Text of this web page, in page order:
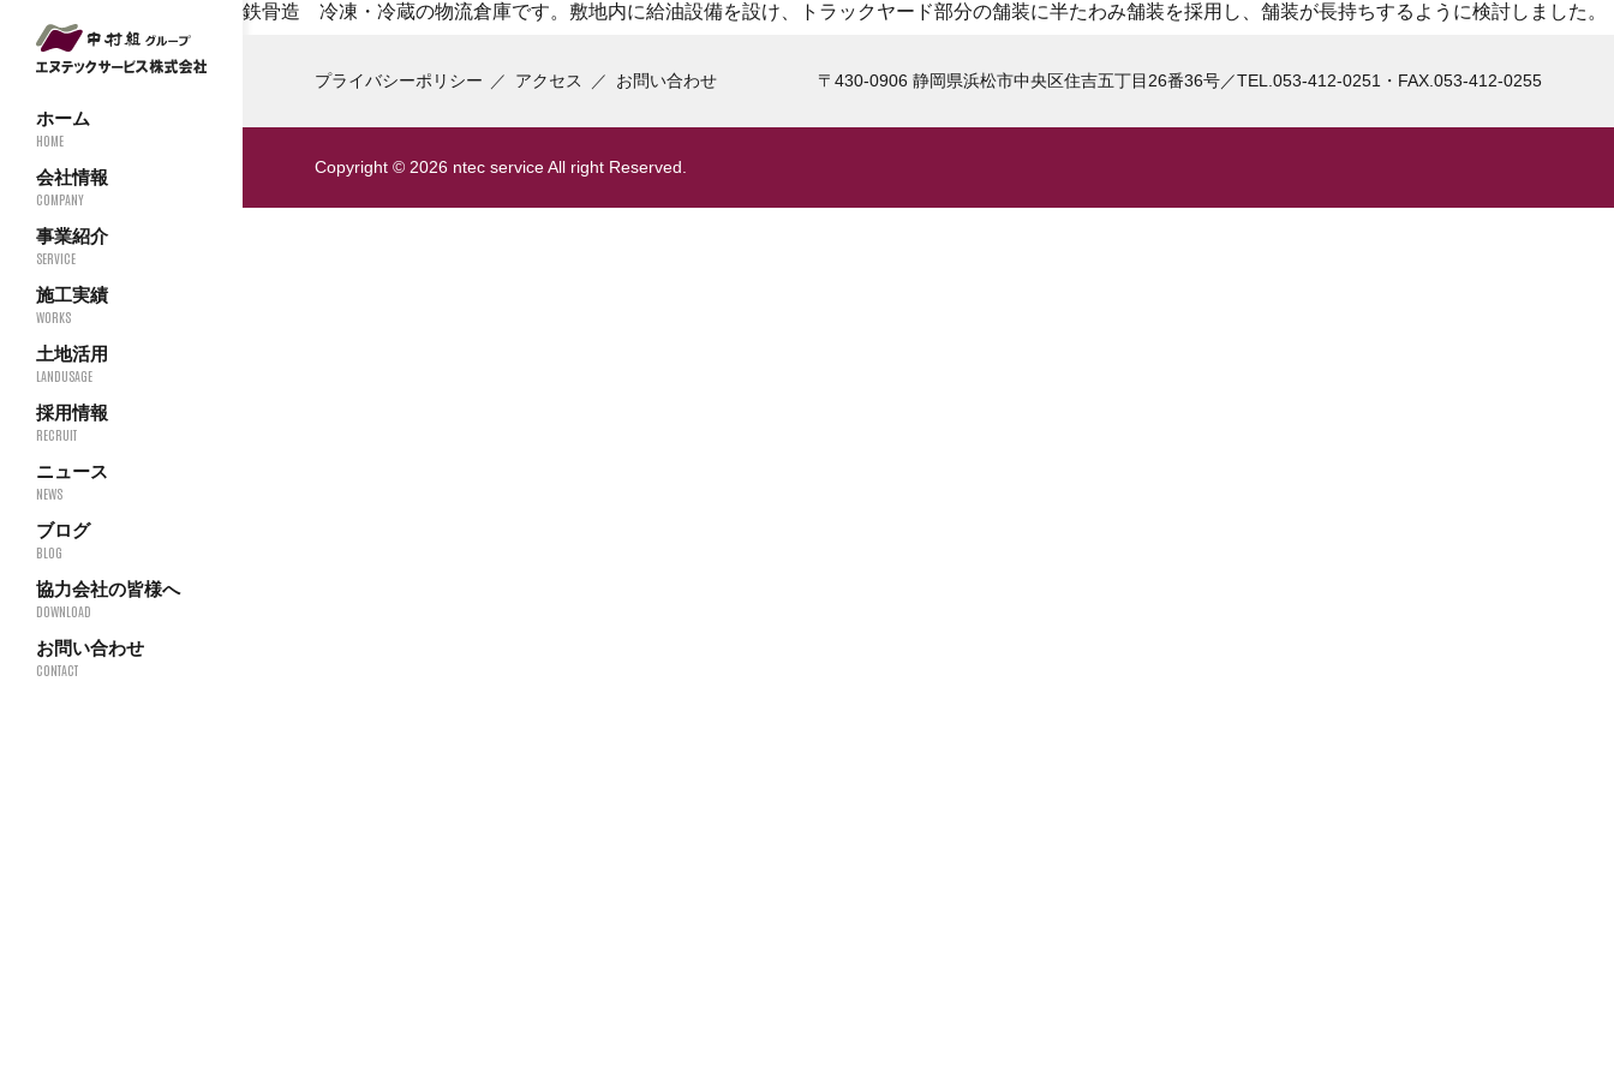
コ
ン
ッ
鉄骨造 冷凍・冷蔵の物流倉庫です。敷地内に給油設備を設け、トラックヤード部分の舗装に半たわみ舗装を採用し、舗装が長持ちするように検討しました。
プライバシーポリシー アクセス お問い合わせ 〒430-0906 静岡県浜松市中央区住吉五丁目26番36号／TEL.053-412-0251・FAX.053-412-0255
Copyright © 2026 ntec service All right Reserved.
ホーム
HOME
会社情報
COMPANY
事業紹介
SERVICE
施工実績
WORKS
土地活用
LANDUSAGE
採用情報
RECRUIT
ニュース
NEWS
ブログ
BLOG
協力会社の皆様へ
DOWNLOAD
お問い合わせ
CONTACT